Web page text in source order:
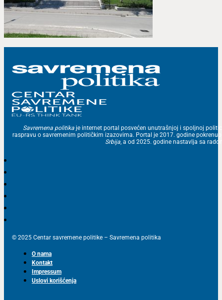
Savremena politika je internet portal posvećen unutrašnjoj i spoljnoj
raspravu o savremenim političkim izazovima. Portal je 2017. godine
Srbija, a od 2025. godine nastavlja sa
© 2025 Centar savremene politike – Savremena politika
O nama
Kontakt
Impressum
Uslovi korišćenja